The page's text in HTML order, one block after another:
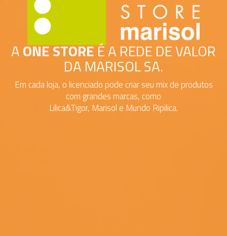
AONE STOREÉ A REDE DE VALOR
DA MARISOL SA.
Em cada loja, o licenciado pode criar seu mix de produtos
com grandes marcas, como
Lilica&Tigor, Marisol e Mundo Ripilica.